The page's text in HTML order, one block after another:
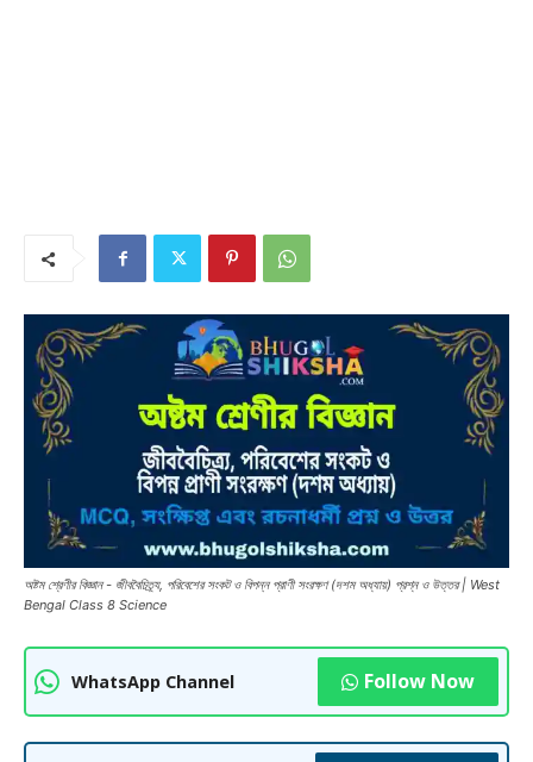
অষ্টম শ্রেণীর বিজ্ঞান - জীববৈচিত্র্য, পরিবেশের সংকট ও বিপন্ন প্রাণী সংরক্ষণ (দশম অধ্যায়) প্রশ্ন ও উত্তর | West
Bengal Class 8 Science
WhatsApp Channel Follow Now